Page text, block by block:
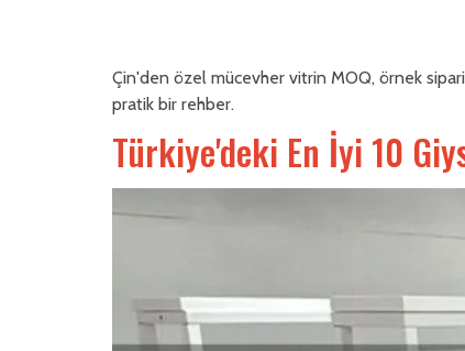
Çin'den özel mücevher vitrin MOQ, örnek
pratik bir rehber.
Türkiye'deki En İyi 10